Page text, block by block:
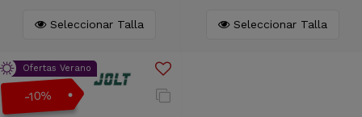
Seleccionar Talla Seleccionar Talla
Ofertas Verano
-10%